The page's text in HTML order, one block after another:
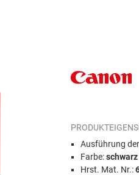
Ausführung
Farbe:schwarz
Hrst. Mat. Nr.: